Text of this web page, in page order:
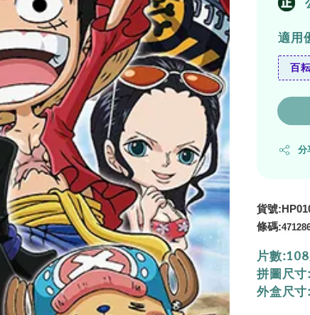
適用
百
分
貨號
條碼:
片數
拼圖尺
外盒尺